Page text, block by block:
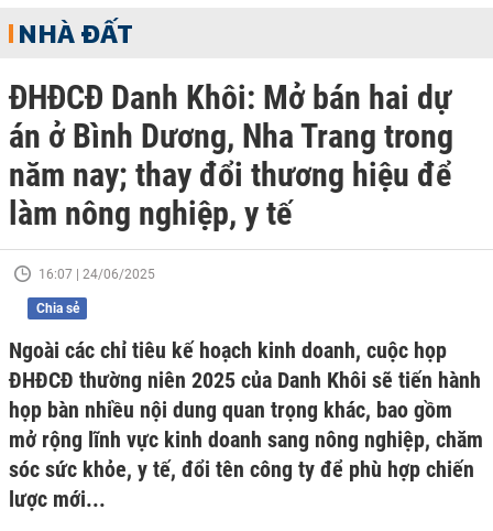
NHÀ ĐẤT
ĐHĐCĐ Danh Khôi: Mở bán hai dự
án ở Bình Dương, Nha Trang trong
năm nay; thay đổi thương hiệu để
làm nông nghiệp, y tế
16:07 | 24/06/2025
Chia sẻ
Ngoài các chỉ tiêu kế hoạch kinh doanh, cuộc họp
ĐHĐCĐ thường niên 2025 của Danh Khôi sẽ tiến hành
họp bàn nhiều nội dung quan trọng khác, bao gồm
mở rộng lĩnh vực kinh doanh sang nông nghiệp, chăm
sóc sức khỏe, y tế, đổi tên công ty để phù hợp chiến
lược mới...